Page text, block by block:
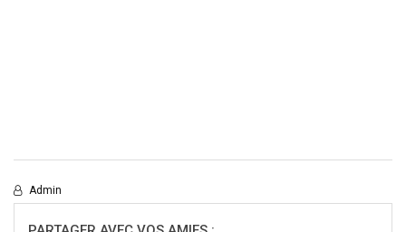
Admin